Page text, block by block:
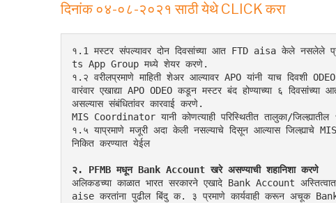
दिनांक ०४-०८-२०२१ साठी येथे CLICK करा
१.1 मस्टर संपल्यावर दोन दिवसांच्या आत FTD aisa केले नसलेले
ts App Group मध्ये शेयर करणे.
१.२ वरीलप्रमाणे माहिती शेअर आल्यावर APO यांनी याच दिवशी
वारंवार एखाद्या APO ODEO कडून मस्टर बंद होण्याच्या ६
असल्यास संबंधितांवर कारवाई करणे.
MIS Coordinator यानी कोणत्याही परिस्थितीत तालुका/
१.५ याप्रमाणे मजूरी अदा केली नसल्याचे दिसून आल्यास जिल्ह्याचे
निकित करण्यात येईल
२. PFMB मधून Bank Account खरे असण्याची शहानिशा करणे
अलिकडच्या काळात भारत सरकारने एखादे Bank Account
aise करतांना पुढील बिंदु क. ३ प्रमाणे कार्यवाही करून अचूक